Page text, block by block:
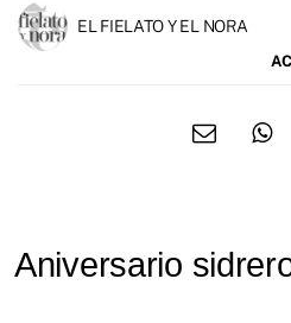
EL FIELATO Y EL NORA
Aniversario